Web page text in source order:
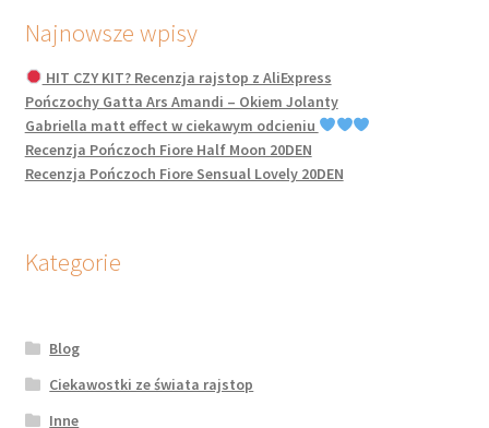
Najnowsze wpisy
HIT CZY KIT? Recenzja rajstop z AliExpress
Pończochy Gatta Ars Amandi – Okiem Jolanty
Gabriella matt effect w ciekawym odcieniu
Recenzja Pończoch Fiore Half Moon 20DEN
Recenzja Pończoch Fiore Sensual Lovely 20DEN
Kategorie
Blog
Ciekawostki ze świata rajstop
Inne